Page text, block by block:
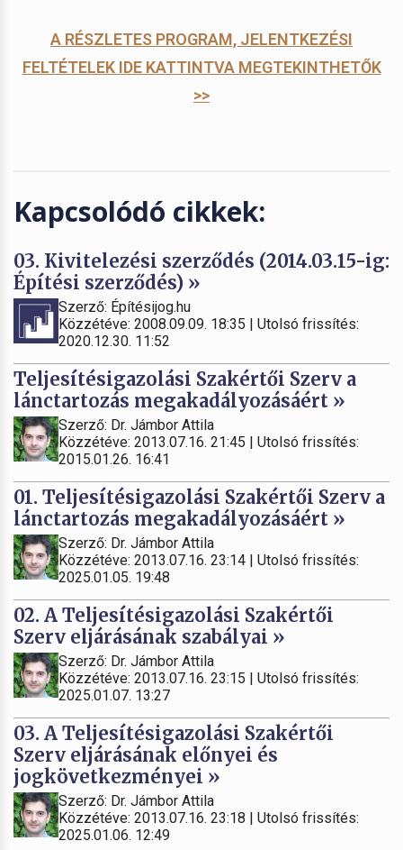
A RÉSZLETES PROGRAM, JELENTKEZÉSI
FELTÉTELEK IDE KATTINTVA MEGTEKINTHETŐK
>>
Kapcsolódó cikkek:
03. Kivitelezési szerződés (2014.03.15-ig:
Építési szerződés) »
Szerző: Építésijog.hu
Közzétéve: 2008.09.09. 18:35 | Utolsó frissítés:
2020.12.30. 11:52
Teljesítésigazolási Szakértői Szerv a
lánctartozás megakadályozásáért »
Szerző: Dr. Jámbor Attila
Közzétéve: 2013.07.16. 21:45 | Utolsó frissítés:
2015.01.26. 16:41
01. Teljesítésigazolási Szakértői Szerv a
lánctartozás megakadályozásáért »
Szerző: Dr. Jámbor Attila
Közzétéve: 2013.07.16. 23:14 | Utolsó frissítés:
2025.01.05. 19:48
02. A Teljesítésigazolási Szakértői
Szerv eljárásának szabályai »
Szerző: Dr. Jámbor Attila
Közzétéve: 2013.07.16. 23:15 | Utolsó frissítés:
2025.01.07. 13:27
03. A Teljesítésigazolási Szakértői
Szerv eljárásának előnyei és
jogkövetkezményei »
Szerző: Dr. Jámbor Attila
Közzétéve: 2013.07.16. 23:18 | Utolsó frissítés:
2025.01.06. 12:49